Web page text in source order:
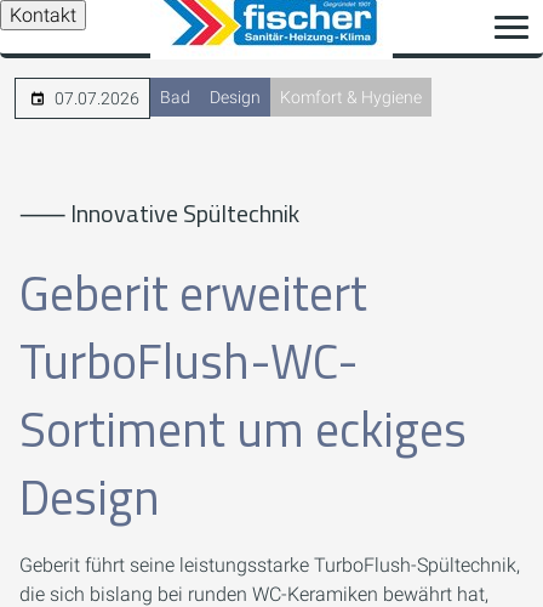
Kontakt
07.07.2026 Bad Design Komfort & Hygiene
⸺ Innovative Spültechnik
Geberit erweitert
TurboFlush-WC-
Sortiment um eckiges
Design
Geberit führt seine leistungsstarke TurboFlush-Spültechnik,
die sich bislang bei runden WC-Keramiken bewährt hat,